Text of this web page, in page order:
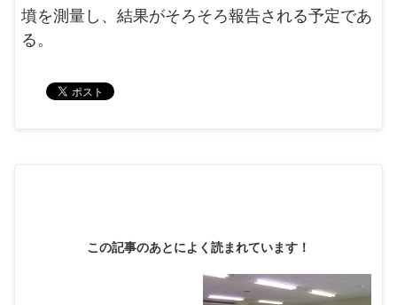
墳を測量し、結果がそろそろ報告される予定であ
る。
この記事のあとによく読まれています！